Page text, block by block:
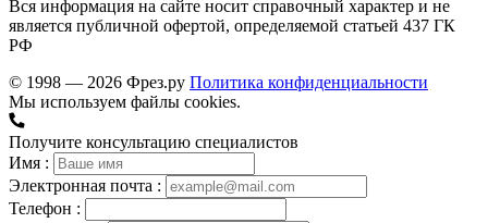
Вся информация на сайте носит справочный характер и не
является публичной офертой, определяемой статьей 437 ГК
РФ
© 1998 — 2026 Фрез.ру Политика конфиденциальности
Мы используем файлы cookies.
Получите консультацию специалистов
Имя :
Электронная почта :
Телефон :